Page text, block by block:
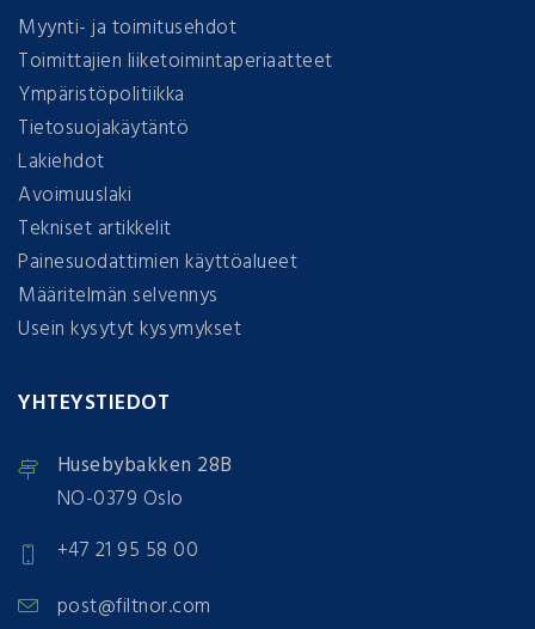
Myynti- ja toimitusehdot
Toimittajien liiketoimintaperiaatteet
Ympäristöpolitiikka
Tietosuojakäytäntö
Lakiehdot
Avoimuuslaki
Tekniset artikkelit
Painesuodattimien käyttöalueet
Määritelmän selvennys
Usein kysytyt kysymykset
YHTEYSTIEDOT
Husebybakken 28B
NO-0379 Oslo
+47 21 95 58 00
post@filtnor.com